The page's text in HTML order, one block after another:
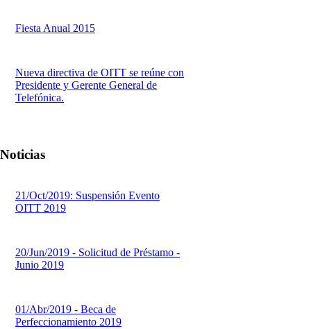
Fiesta Anual 2015
Nueva directiva de OITT se reúne con
Presidente y Gerente General de
Telefónica.
Noticias
21/Oct/2019: Suspensión Evento
OITT 2019
20/Jun/2019 - Solicitud de Préstamo -
Junio 2019
01/Abr/2019 - Beca de
Perfeccionamiento 2019